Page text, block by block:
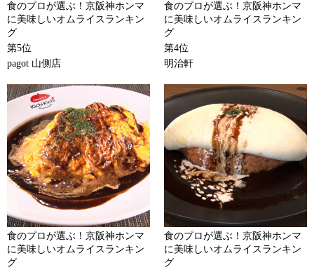
食のプロが選ぶ！京阪神ホンマ
に美味しいオムライスランキン
グ
第5位
pagot 山側店
食のプロが選ぶ！京阪神ホンマ
に美味しいオムライスランキン
グ
第4位
明治軒
食のプロが選ぶ！京阪神ホンマ
に美味しいオムライスランキン
グ
食のプロが選ぶ！京阪神ホンマ
に美味しいオムライスランキン
グ